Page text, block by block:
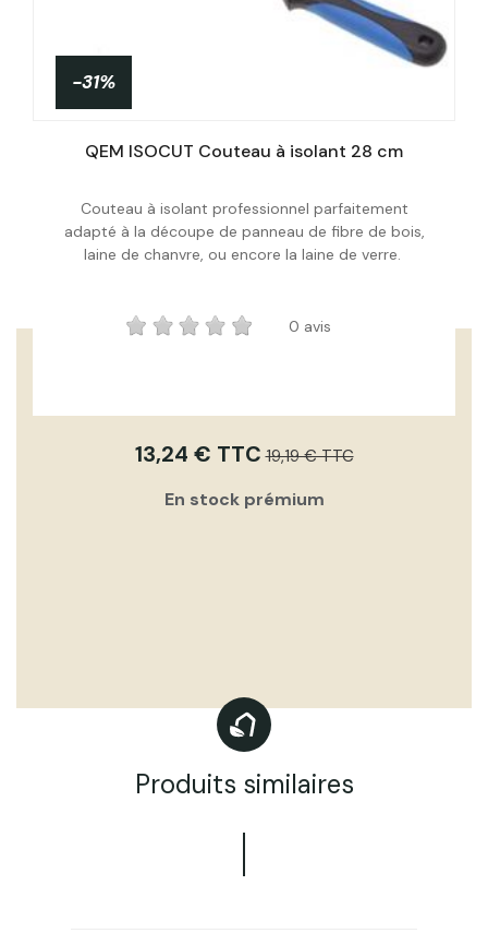
Acheter
-31%
QEM ISOCUT Couteau à isolant 28 cm
Couteau à isolant professionnel parfaitement
adapté à la découpe de panneau de fibre de bois,
laine de chanvre, ou encore la laine de verre.
0 avis
13,24 € TTC 19,19 € TTC
En stock prémium
Produits similaires